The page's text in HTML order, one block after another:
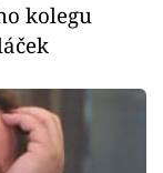
kolegu